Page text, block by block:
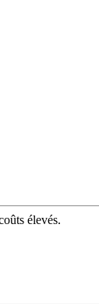
élevés.